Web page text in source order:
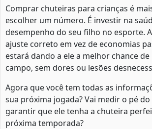
Comprar chuteiras para crianças é
escolher um número. É investir na
desempenho do seu filho no esporte.
ajuste correto em vez de economias
estará dando a ele a melhor chance
campo, sem dores ou lesões
Agora que você tem todas as
sua próxima jogada? Vai medir o pé
garantir que ele tenha a chuteira
próxima temporada?